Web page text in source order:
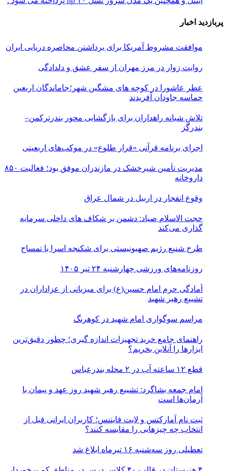
پربازدید اخبار
موافقت مشروط آمریکا برای برداشتن محاصره دریایی ایران
روایت زوار در مرز مهران از سفر عشق و دلدادگی
عطر عاشورا در کوچه های مشگین شهر؛جاماندگان اربعین
حماسه جاودان آفریدند
تلاش شبانه راهداران برای بازگشایی محور بندرترکمن–
بندرگز
اجرای برنامه قرآنی «قرار طلوع» در موکب‌های اربعینی
مدیریت تأمین شیرخشک در مازندران موفق بود؛ فعالیت ۸۵۰
داروخانه
وقوع انفجار در اربیل در شمال عراق
حجت الاسلام صیاد: دشمن بر شکاف‌ های داخلی سرمایه‌
گذاری می‌کند
طرح شنیع رژیم صهیونیستی برای شکنجه اسرا با تمساح
روزنامه‌های ورزشی چهارشنبه ۲۴ تیر ۱۴۰۵
آمادگی حرم امام حسین(ع) برای میزبانی از عزاداران در
تشییع رهبر شهید
مراسم سوگواری امام شهید در کوهرنگ
راهنمای جامع خرید تجهیزات اندازه گیری؛ چطور دقیق‌ترین
ابزارها را آنلاین بخریم؟
قطع ۱۲ ساعته آب در ۲ محله بندرعباس
امام جمعه بشاگرد: تشییع رهبر شهید روز عهد و پیمان با
آرمان‌ها است
ثبت نام آمارکتس و لایت فایننس؛ کاربران ایرانی قبل از
انتخاب چه چیزهایی را مقایسه کنند؟
تعطیلی روز سه‌شنبه ۱۶ تیرماه ابلاغ شد